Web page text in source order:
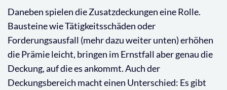
Daneben spielen die Zusatzdeckungen eine Rolle.
Bausteine wie Tätigkeitsschäden oder
Forderungsausfall (mehr dazu weiter unten) erhöhen
die Prämie leicht, bringen im Ernstfall aber genau die
Deckung, auf die es ankommt. Auch der
Deckungsbereich macht einen Unterschied: Es gibt